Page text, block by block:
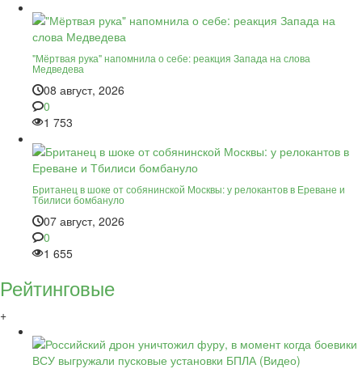
"Мёртвая рука" напомнила о себе: реакция Запада на слова
Медведева
08 август, 2026
0
1 753
Британец в шоке от собянинской Москвы: у релокантов в Ереване и
Тбилиси бомбануло
07 август, 2026
0
1 655
Рейтинговые
+